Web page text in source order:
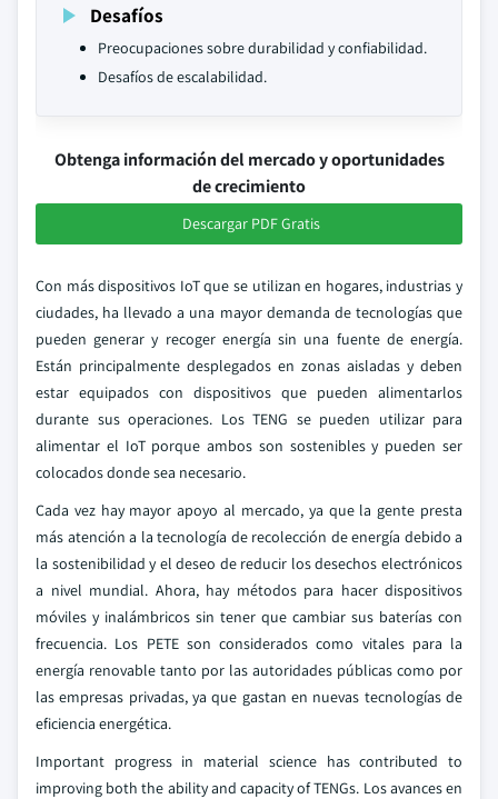
Desafíos
Preocupaciones sobre durabilidad y confiabilidad.
Desafíos de escalabilidad.
Obtenga información del mercado y oportunidades
de crecimiento
Descargar PDF Gratis
Con más dispositivos IoT que se utilizan en hogares, industrias y
ciudades, ha llevado a una mayor demanda de tecnologías que
pueden generar y recoger energía sin una fuente de energía.
Están principalmente desplegados en zonas aisladas y deben
estar equipados con dispositivos que pueden alimentarlos
durante sus operaciones. Los TENG se pueden utilizar para
alimentar el IoT porque ambos son sostenibles y pueden ser
colocados donde sea necesario.
Cada vez hay mayor apoyo al mercado, ya que la gente presta
más atención a la tecnología de recolección de energía debido a
la sostenibilidad y el deseo de reducir los desechos electrónicos
a nivel mundial. Ahora, hay métodos para hacer dispositivos
móviles y inalámbricos sin tener que cambiar sus baterías con
frecuencia. Los PETE son considerados como vitales para la
energía renovable tanto por las autoridades públicas como por
las empresas privadas, ya que gastan en nuevas tecnologías de
eficiencia energética.
Important progress in material science has contributed to
improving both the ability and capacity of TENGs. Los avances en